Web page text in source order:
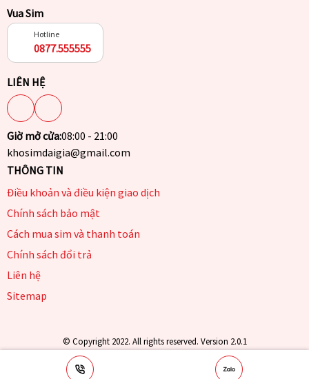
Vua Sim
Hotline
0877.555555
LIÊN HỆ
Giờ mở cửa:08:00 - 21:00
khosimdaigia@gmail.com
THÔNG TIN
Điều khoản và điều kiện giao dịch
Chính sách bảo mật
Cách mua sim và thanh toán
Chính sách đổi trả
Liên hệ
Sitemap
© Copyright 2022. All rights reserved. Version 2.0.1